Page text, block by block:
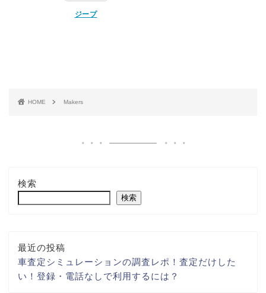
ジープ
HOME Makers
検索
検索
最近の投稿
車査定シミュレーションの調査レポ！査定だけした
い！登録・電話なしで利用するには？